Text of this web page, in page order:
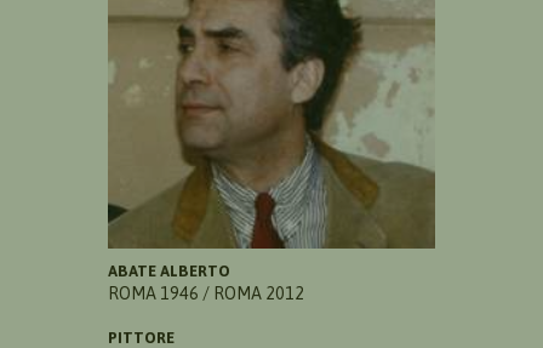
ABATE ALBERTO
ROMA 1946 / ROMA 2012
PITTORE